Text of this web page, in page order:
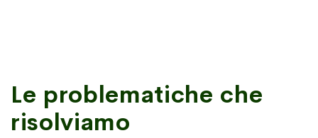
Le problematiche che
risolviamo